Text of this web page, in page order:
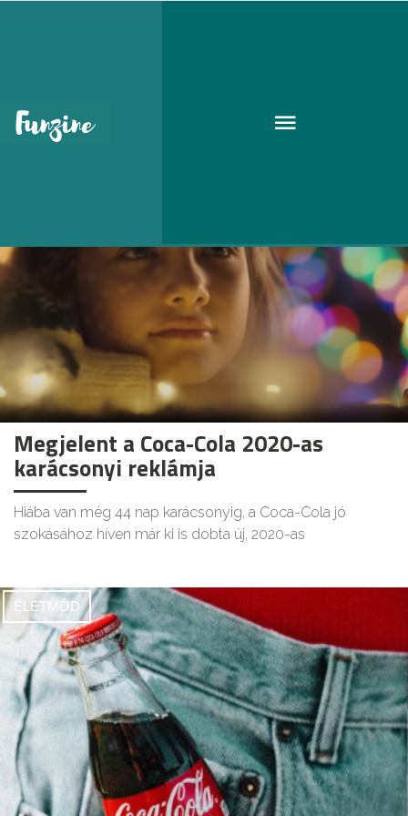
Coca-Cola
Megjelent a Coca-Cola 2020-as
karácsonyi reklámja
Hiába van még 44 nap karácsonyig, a Coca-Cola jó
szokásához híven már ki is dobta új, 2020-as
ÉLETMÓD